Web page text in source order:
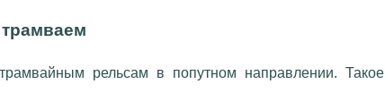
рельсам в попутном направлении. Такое